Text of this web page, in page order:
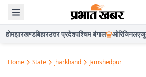
होमझारखण्डबिहारउत्तर प्रदेशपश्चिम बंगाल ओरिजिनल
Home State Jharkhand Jamshedpur